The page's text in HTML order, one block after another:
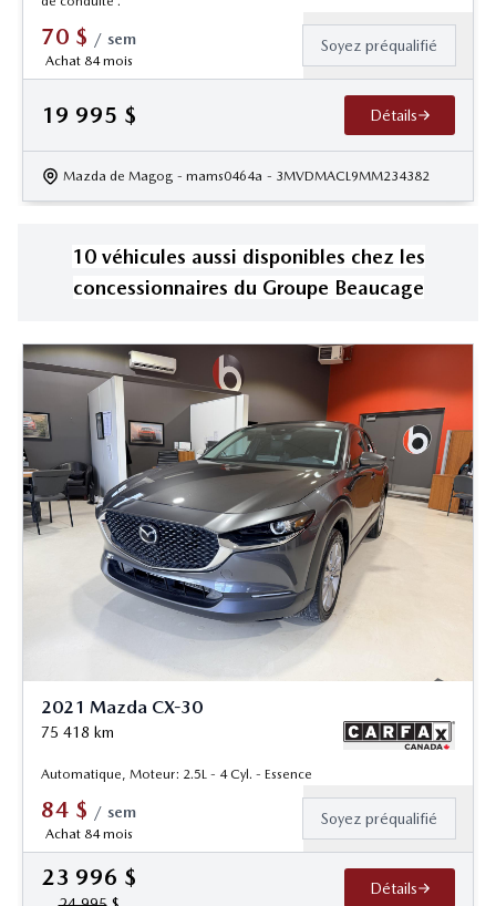
70 $ / sem
Achat 84 mois
Soyez préqualifié
19 995 $ Détails
Mazda de Magog - mams0464a - 3MVDMACL9MM234382
10 véhicules aussi disponibles chez les
concessionnaires du Groupe Beaucage
2021 Mazda CX-30
75 418 km
Automatique, Moteur: 2.5L - 4 Cyl. - Essence
84 $ / sem
Achat 84 mois
Soyez préqualifié
23 996 $ Détails